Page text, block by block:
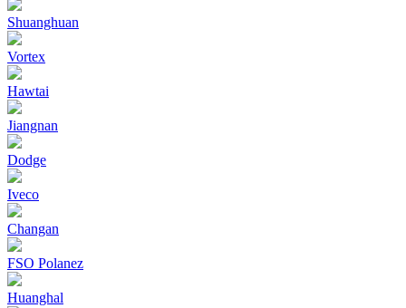
Shuanghuan
Vortex
Hawtai
Jiangnan
Dodge
Iveco
Changan
FSO Polanez
Huanghal